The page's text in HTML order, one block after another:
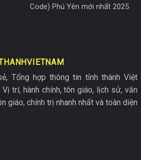
Code) Phú Yên mới nhất 2025
Tổng hợp thông tin tỉnh thành Việt
Vị trí, hành chính, tôn giáo, lịch sử, văn
giáo, chính trị nhanh nhất và toàn diện